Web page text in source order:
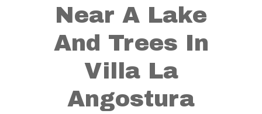
Near A Lake
And Trees In
Villa La
Angostura